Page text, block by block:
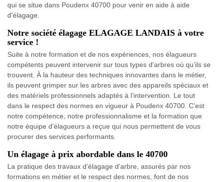
qui se situe dans Poudenx 40700 pour venir en aide à aide
d'élagage.
Notre société élagage ELAGAGE LANDAIS à votre
service !
Suite à notre formation et de nos expériences, nos élagueurs
compétents peuvent intervenir sur tous types d'arbres où qu’ils se
trouvent. À la hauteur des techniques innovantes dans le métier,
ils peuvent grimper sur les arbres avec des appareils spéciaux et
des matériels professionnels adaptés à l’intervention. Le tout
dans le respect des normes en vigueur à Poudenx 40700. C'est
notre compétence, notre professionnalisme et la formation que
notre équipe d’élagueurs a reçue qui nous permettent de vous
procurer des services performants.
Un élagage à prix abordable dans le 40700
La pratique des travaux d’élagage d'arbre, assurés par nos
formations en métier et le respect des normes, font de nos